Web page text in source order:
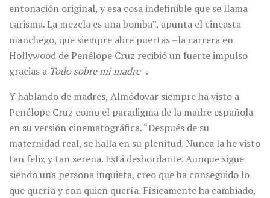
entonación original, y esa cosa indefinible que se llama
carisma. La mezcla es una bomba”, apunta el cineasta
manchego, que siempre abre puertas –la carrera en
Hollywood de Penélope Cruz recibió un fuerte impulso
gracias a Todo sobre mi madre–.
Y hablando de madres, Almódovar siempre ha visto a
Penélope Cruz como el paradigma de la madre española
en su versión cinematográfica. “Después de su
maternidad real, se halla en su plenitud. Nunca la he visto
tan feliz y tan serena. Está desbordante. Aunque sigue
siendo una persona inquieta, creo que ha conseguido lo
que quería y con quien quería. Físicamente ha cambiado,